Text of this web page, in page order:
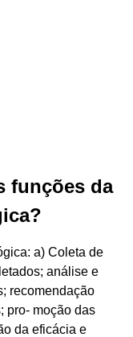
funções da
a) Coleta de
análise e
recomendação
pro- moção das
da eficácia e